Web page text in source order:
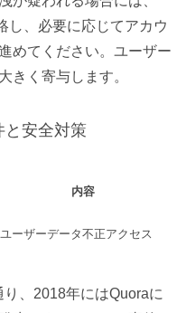
し、必要に応じてアカウ
めてください。ユーザー
きく寄与します。
と安全対策
内容
ユーザーデータ不正アクセス
、2018年にはQuoraに